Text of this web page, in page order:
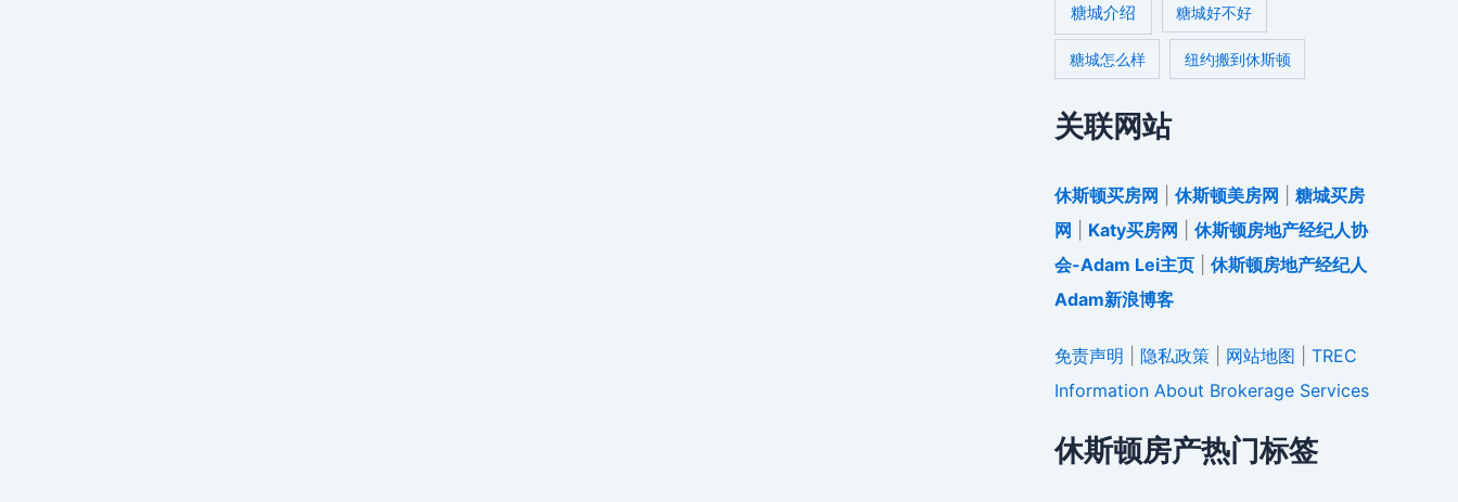
糖城介绍 糖城好不好
糖城怎么样 纽约搬到休斯顿
关联网站
休斯顿买房网 休斯顿美房网
糖城买房
网
Katy买房网
休斯顿房地产经纪人协
会-Adam Lei主页
休斯顿房地产经纪人
Adam新浪博客
免责声明 隐私政策 网站地图
TREC
Information About Brokerage Services
休斯顿房产热门标签